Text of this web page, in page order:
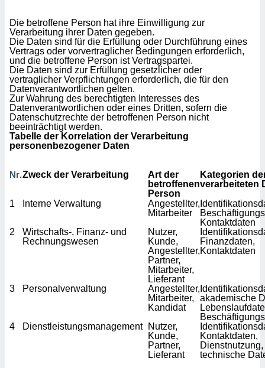
Die betroffene Person hat ihre Einwilligung zur
Verarbeitung ihrer Daten gegeben.
Die Daten sind für die Erfüllung oder Durchführung eines
Vertrags oder vorvertraglicher Bedingungen erforderlich,
und die betroffene Person ist Vertragspartei.
Die Daten sind zur Erfüllung gesetzlicher oder
vertraglicher Verpflichtungen erforderlich, die für den
Datenverantwortlichen gelten.
Zur Wahrung des berechtigten Interesses des
Datenverantwortlichen oder eines Dritten, sofern die
Datenschutzrechte der betroffenen Person nicht
beeinträchtigt werden.
Tabelle der Korrelation der Verarbeitung
personenbezogener Daten
Nr.Zweck der Verarbeitung
Art der
betroffenen
Person
Kategorien
verarbeiteten
1
Interne Verwaltung
Angestellter,
Mitarbeiter
Kontaktdaten
2
Wirtschafts-, Finanz- und
Rechnungswesen
Nutzer,
Kunde,
Angestellter,
Partner,
Mitarbeiter,
Lieferant
Finanzdaten,
Kontaktdaten
3 Personalverwaltung
Angestellter,
Mitarbeiter,
Kandidat
akademische
4
Dienstleistungsmanagement
Nutzer,
Kunde,
Partner,
Lieferant
Kontaktdaten,
Dienstnutzung,
technische